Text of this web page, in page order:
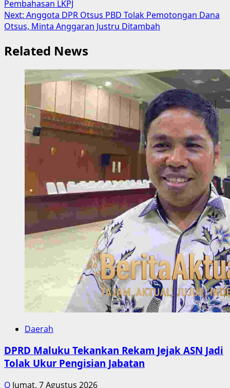
navigation
Pembahasan LKPJ
Next: Anggota DPR Otsus PBD Tolak Pemotongan Dana
Otsus, Minta Anggaran Justru Ditambah
Related News
Daerah
DPRD Maluku Tekankan Rekam Jejak ASN Jadi
Tolak Ukur Pengisian Jabatan
Q Jumat, 7 Agustus 2026